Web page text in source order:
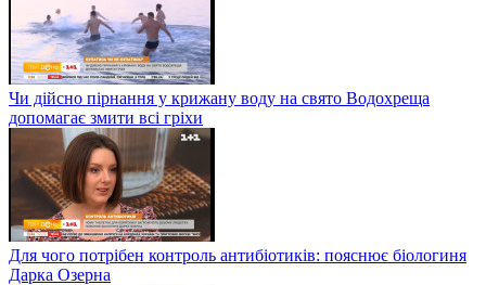
Чи дійсно пірнання у крижану воду на свято Водохреща
допомагає змити всі гріхи
Для чого потрібен контроль антибіотиків: пояснює біологиня
Дарка Озерна